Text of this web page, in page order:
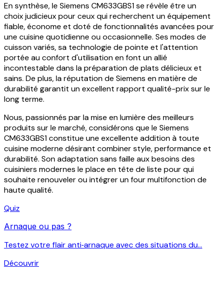
En synthèse, le Siemens CM633GBS1 se révèle être un
choix judicieux pour ceux qui recherchent un équipement
fiable, économe et doté de fonctionnalités avancées pour
une cuisine quotidienne ou occasionnelle. Ses modes de
cuisson variés, sa technologie de pointe et l'attention
portée au confort d'utilisation en font un allié
incontestable dans la préparation de plats délicieux et
sains. De plus, la réputation de Siemens en matière de
durabilité garantit un excellent rapport qualité-prix sur le
long terme.
Nous, passionnés par la mise en lumière des meilleurs
produits sur le marché, considérons que le Siemens
CM633GBS1 constitue une excellente addition à toute
cuisine moderne désirant combiner style, performance et
durabilité. Son adaptation sans faille aux besoins des
cuisiniers modernes le place en tête de liste pour qui
souhaite renouveler ou intégrer un four multifonction de
haute qualité.
Quiz
Arnaque ou pas ?
Testez votre flair anti‑arnaque avec des situations du...
Découvrir